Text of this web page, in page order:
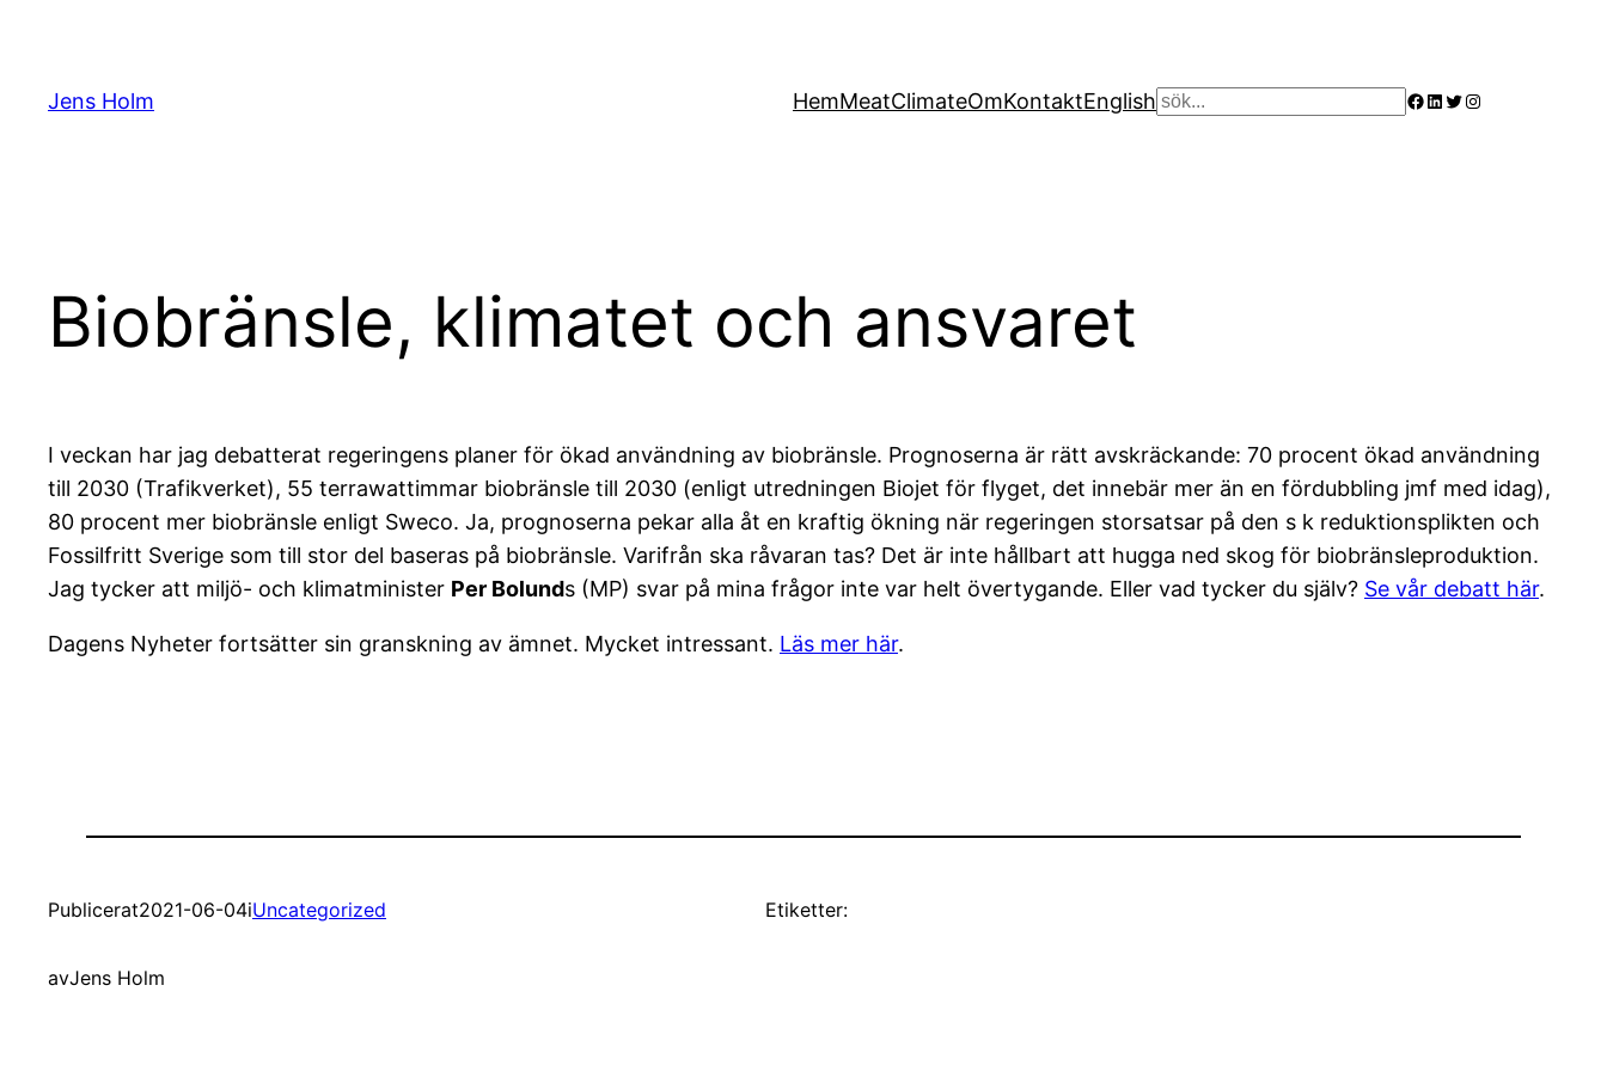
innehåll
Jens Holm HemMeatClimateOmKontaktEnglish Sök Facebook
LinkedIn
Twitter
Instagram
Biobränsle, klimatet och ansvaret
I veckan har jag debatterat regeringens planer för ökad användning av biobränsle. Prognoserna är rätt avskräckande: 70 procent ökad användning
till 2030 (Trafikverket), 55 terrawattimmar biobränsle till 2030 (enligt utredningen Biojet för flyget, det innebär mer än en fördubbling jmf med idag),
80 procent mer biobränsle enligt Sweco. Ja, prognoserna pekar alla åt en kraftig ökning när regeringen storsatsar på den s k reduktionsplikten och
Fossilfritt Sverige som till stor del baseras på biobränsle. Varifrån ska råvaran tas? Det är inte hållbart att hugga ned skog för biobränsleproduktion.
Jag tycker att miljö- och klimatminister Per Bolunds (MP) svar på mina frågor inte var helt övertygande. Eller vad tycker du själv? Se vår debatt här.
Dagens Nyheter fortsätter sin granskning av ämnet. Mycket intressant. Läs mer här.
Publicerat2021-06-04iUncategorized
avJens Holm
Etiketter: